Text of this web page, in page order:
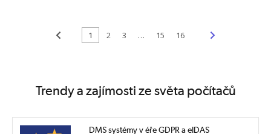
1 2 3 … 15 16
Trendy a zajímosti ze světa počítačů
DMS systémy v éře GDPR a eIDAS